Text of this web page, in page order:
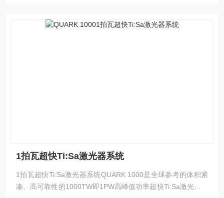
1拍瓦超快Ti:Sa激光器系统
1拍瓦超快Ti:Sa激光器系统QUARK 1000是全球参考的体积紧
凑、高可靠性的1000TW即1PW高峰值功率超快Ti:Sa激光器系